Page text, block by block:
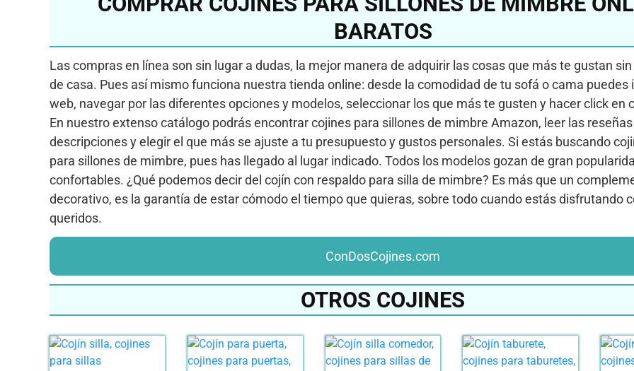
BARATOS
Las compras en línea son sin lugar a dudas, la mejor manera de adquirir las cosas que más te gustan
de casa. Pues así mismo funciona nuestra tienda online: desde la comodidad de tu sofá o cama puedes
web, navegar por las diferentes opciones y modelos, seleccionar los que más te gusten y hacer click en
En nuestro extenso catálogo podrás encontrar cojines para sillones de mimbre Amazon, leer las
descripciones y elegir el que más se ajuste a tu presupuesto y gustos personales. Si estás buscando
para sillones de mimbre, pues has llegado al lugar indicado. Todos los modelos gozan de gran
confortables. ¿Qué podemos decir del cojín con respaldo para silla de mimbre? Es más que un
decorativo, es la garantía de estar cómodo el tiempo que quieras, sobre todo cuando estás disfrutando
queridos.
ConDosCojines.com
OTROS COJINES